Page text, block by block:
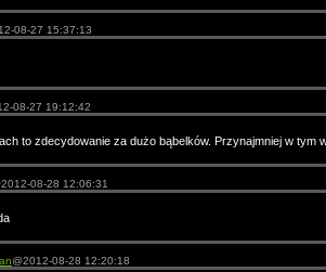
08-27 15:37:13
08-27 19:12:42
to zdecydowanie za dużo bąbelków. Przynajmniej w tym
08-28 12:06:31
@2012-08-28 12:20:18